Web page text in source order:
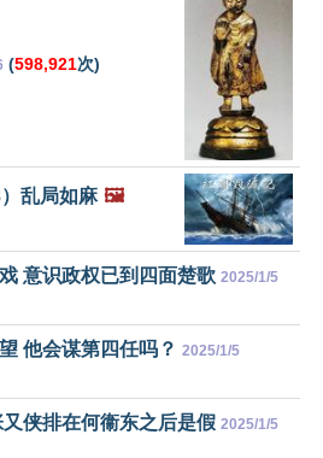
(598,921次)
乱局如麻 🖼️
意识政权已到四面楚歌 2025/1/5
他会谋第四任吗？ 2025/1/5
侠排在何衞东之后是假 2025/1/5